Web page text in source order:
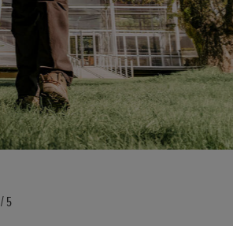
/5